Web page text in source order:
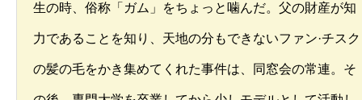
生の時、俗称「ガム」をちょっと噛んだ。父の財産が知
力であることを知り、天地の分もできないファン·チスク
の髪の毛をかき集めてくれた事件は、同窓会の常連。そ